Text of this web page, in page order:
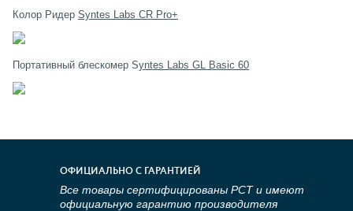
Колор Ридер Syntes Labs CR Pro+
Портативный блескомер Syntes Labs GL Basic 60
ОФИЦИАЛЬНО С ГАРАНТИЕЙ
Все товары сертифицированы РСТ и имеют
официальную гарантию производителя